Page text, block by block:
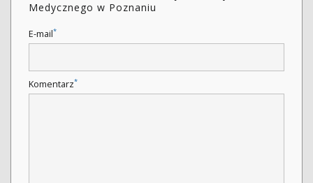
Medycznego w Poznaniu
E-mail*
Komentarz*